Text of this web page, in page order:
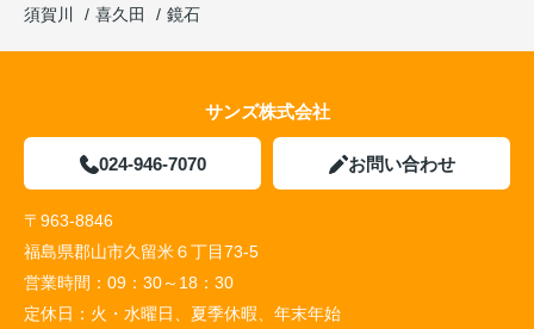
須賀川
喜久田 鏡石
サンズ株式会社
024-946-7070 お問い合わせ
〒963-8846
福島県郡山市久留米６丁目73-5
営業時間： 09：30～18：30
定休日： 火・水曜日、夏季休暇、年末年始